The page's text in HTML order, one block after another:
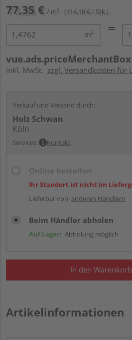
77,35 € / m² (114,18 € / Stk.)
m²
inkl. MwSt. zzgl. Versandkosten für
Verkauf und Versand durch:
Holz Schwan
Köln
Services Kontakt
Ihr Standort ist nicht im
Lieferbar von anderen Händlern
Beim Händler abholen
Auf Lager: Abholung möglich
In den Warenkorb
Artikelinformationen